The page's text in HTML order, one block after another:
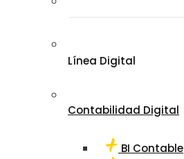
Línea Digital
Contabilidad Digital
BI Contable